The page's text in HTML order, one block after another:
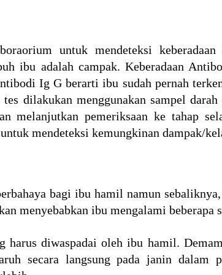
untuk mendeteksi keberadaan
ibu adalah campak. Keberadaan
Ig G berarti ibu sudah pernah
dilakukan menggunakan sampel
melanjutkan pemeriksaan ke tahap
mendeteksi kemungkinan dampak/
bagi ibu hamil namun
menyebabkan ibu mengalami beberapa
harus diwaspadai oleh ibu hamil.
secara langsung pada janin